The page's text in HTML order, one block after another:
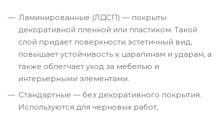
Ламинированные (ЛДСП) — покрыты
декоративной пленкой или пластиком. Такой
слой придает поверхности эстетичный вид,
повышает устойчивость к царапинам и ударам, а
также облегчает уход за мебелью и
интерьерными элементами.
Стандартные — без декоративного покрытия.
Используются для черновых работ,